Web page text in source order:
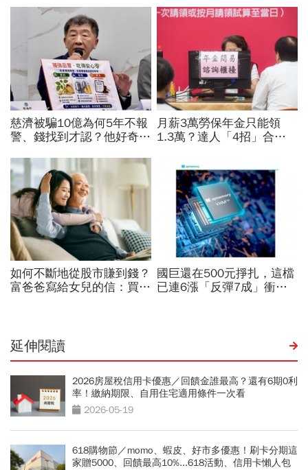
延伸閱讀
2026房屋稅信用卡優惠／回饋金誰最高？還有6期0利
率！繳納期限、自用住宅適用條件一次看
2026-05-19
618購物節／momo、蝦皮、好市多優惠！刷卡分期這
家贈5000、回饋最高10%...618活動、信用卡懶人包